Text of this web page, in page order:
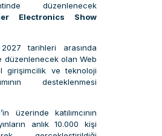
düzenlenecek
Electronics Show
tarihleri arasında
düzenlenecek olan Web
girişimcilik ve teknoloji
desteklenmesi
üzerinde katılımcının
anlık 10.000 kişi